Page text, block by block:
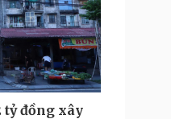
tỷ đồng xây